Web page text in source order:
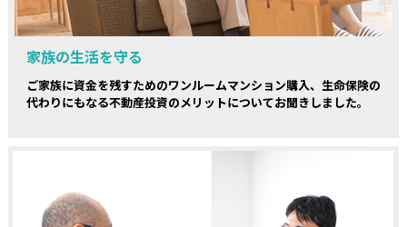
家族の生活を守る
ご家族に資金を残すためのワンルームマンション購入、生命保険の
代わりにもなる不動産投資のメリットについてお聞きしました。